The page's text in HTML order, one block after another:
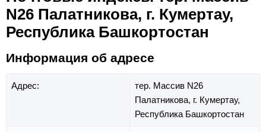
N26 Палатникова, г. Кумертау,
Республика Башкортостан
Информация об адресе
Адрес:
тер. Массив N26
Палатникова, г. Кумертау,
Республика Башкортостан